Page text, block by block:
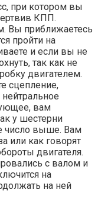
при котором вы
КПП.
Вы приближаетесь
пройти на
и если вы не
так как не
двигателем.
сцепление,
вам
у шестерни
число выше. Вам
или как говорят
двигателя.
с валом и
на
на ней